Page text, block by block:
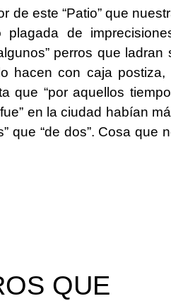
de este “Patio” que
plagada de
perros que ladran
hacen con caja postiza,
que “por aquellos
en la ciudad habían
que “de dos”. Cosa que
QUE